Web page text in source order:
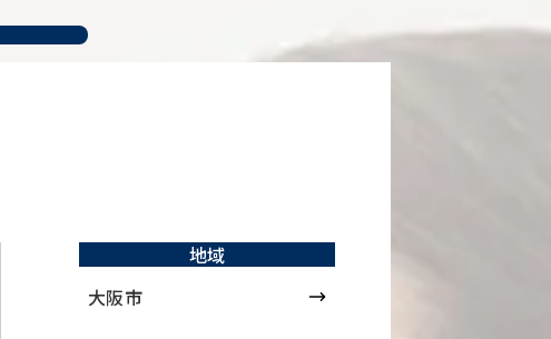
地域
大阪市